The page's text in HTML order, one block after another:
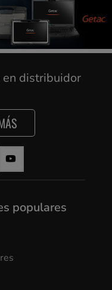
en distribuidor
populares